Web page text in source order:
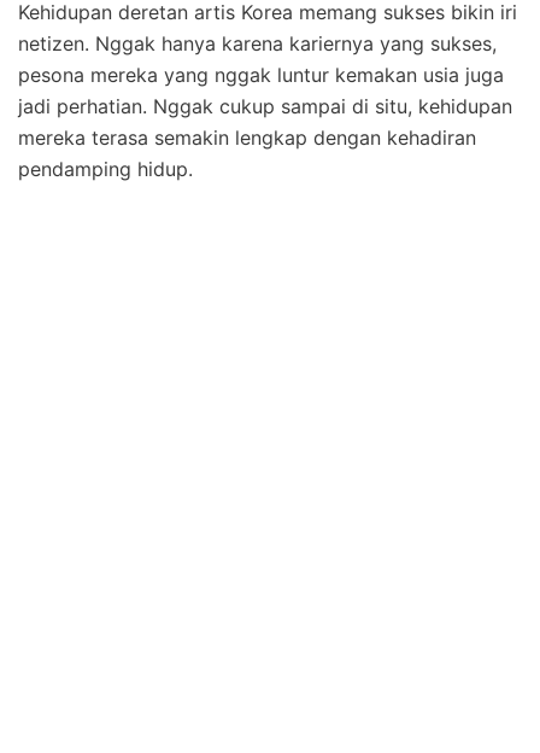
Kehidupan deretan artis Korea memang sukses bikin iri
netizen. Nggak hanya karena kariernya yang sukses,
pesona mereka yang nggak luntur kemakan usia juga
jadi perhatian. Nggak cukup sampai di situ, kehidupan
mereka terasa semakin lengkap dengan kehadiran
pendamping hidup.